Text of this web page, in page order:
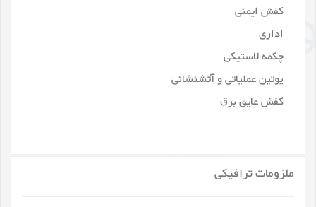
کفش ایمنی
اداری
چکمه لاستیکی
پوتین عملیاتی و آتشنشانی
کفش عایق برق
ملزومات ترافیکی